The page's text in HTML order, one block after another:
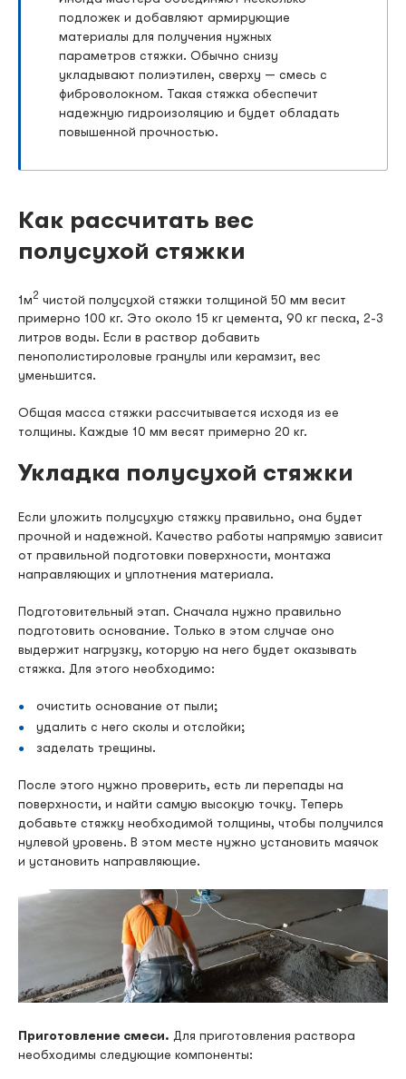
подложек и добавляют армирующие
материалы для получения нужных
параметров стяжки. Обычно снизу
укладывают полиэтилен, сверху — смесь с
фиброволокном. Такая стяжка обеспечит
надежную гидроизоляцию и будет обладать
повышенной прочностью.
Как рассчитать вес
полусухой стяжки
1м2 чистой полусухой стяжки толщиной 50 мм весит
примерно 100 кг. Это около 15 кг цемента, 90 кг песка, 2-3
литров воды. Если в раствор добавить
пенополистироловые гранулы или керамзит, вес
уменьшится.
Общая масса стяжки рассчитывается исходя из ее
толщины. Каждые 10 мм весят примерно 20 кг.
Укладка полусухой стяжки
Если уложить полусухую стяжку правильно, она будет
прочной и надежной. Качество работы напрямую зависит
от правильной подготовки поверхности, монтажа
направляющих и уплотнения материала.
Подготовительный этап. Сначала нужно правильно
подготовить основание. Только в этом случае оно
выдержит нагрузку, которую на него будет оказывать
стяжка. Для этого необходимо:
очистить основание от пыли;
удалить с него сколы и отслойки;
заделать трещины.
После этого нужно проверить, есть ли перепады на
поверхности, и найти самую высокую точку. Теперь
добавьте стяжку необходимой толщины, чтобы получился
нулевой уровень. В этом месте нужно установить маячок
и установить направляющие.
Приготовление смеси. Для приготовления раствора
необходимы следующие компоненты: